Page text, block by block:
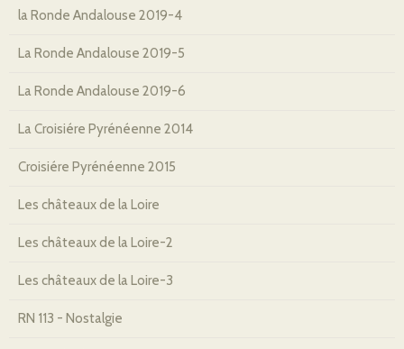
la Ronde Andalouse 2019-4
La Ronde Andalouse 2019-5
La Ronde Andalouse 2019-6
La Croisiére Pyrénéenne 2014
Croisiére Pyrénéenne 2015
Les châteaux de la Loire
Les châteaux de la Loire-2
Les châteaux de la Loire-3
RN 113 - Nostalgie